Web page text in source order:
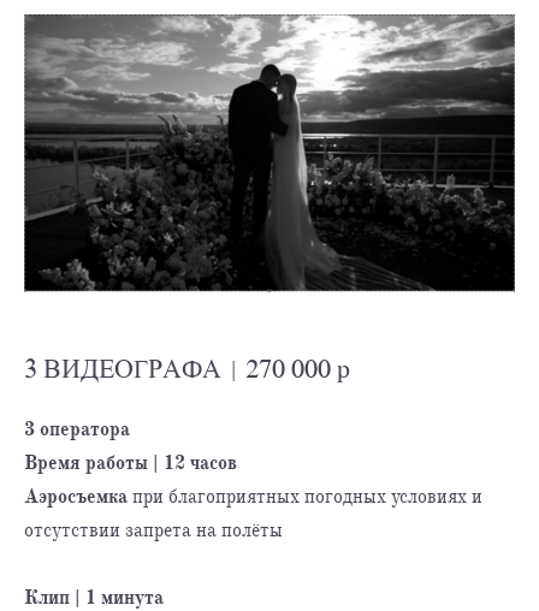
3 ВИДЕОГРАФА | 270 000 р
3 оператора
Время работы | 12 часов
Аэросъемка при благоприятных погодных условиях и
отсутствии запрета на полёты
Клип | 1 минута